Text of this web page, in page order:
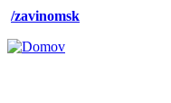
/zavinomsk